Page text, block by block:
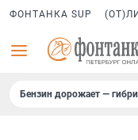
ФОНТАНКА SUP
Бензин дорожает —